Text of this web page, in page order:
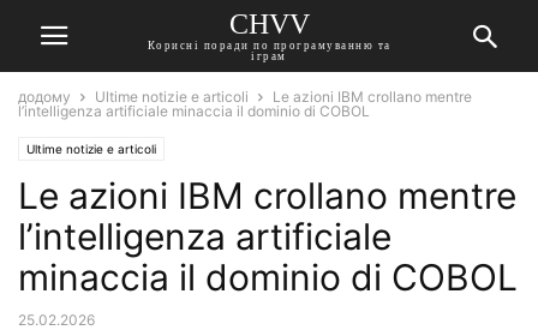
CHVV
Корисні поради по програмуванню та
іграм
додому Ultime notizie e articoli
Le azioni IBM crollano mentre
l’intelligenza artificiale minaccia il dominio di COBOL
Ultime notizie e articoli
Le azioni IBM crollano mentre
l’intelligenza artificiale
minaccia il dominio di COBOL
25.02.2026